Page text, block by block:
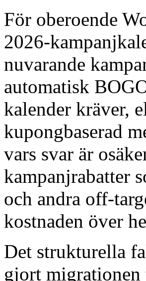
För oberoende
2026-
nuvarande
automatisk
kalender kräver,
kupongbaserad
vars svar är
kampanjrabatter
och andra off-
kostnaden över
Det strukturella
gjort migrationen